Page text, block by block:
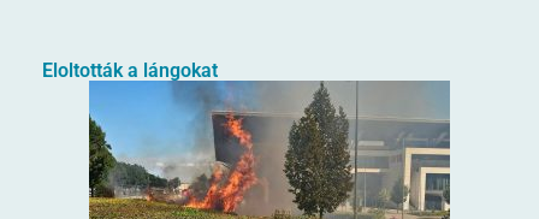
Eloltották a lángokat